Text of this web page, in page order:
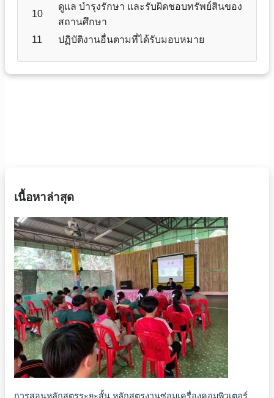
10
ดูแล บำรุงรักษา และรับผิดชอบทรัพย์สินของ
สถานศึกษา
11
ปฏิบัติงานอื่นตามที่ได้รับมอบหมาย
เนื้อหาล่าสุด